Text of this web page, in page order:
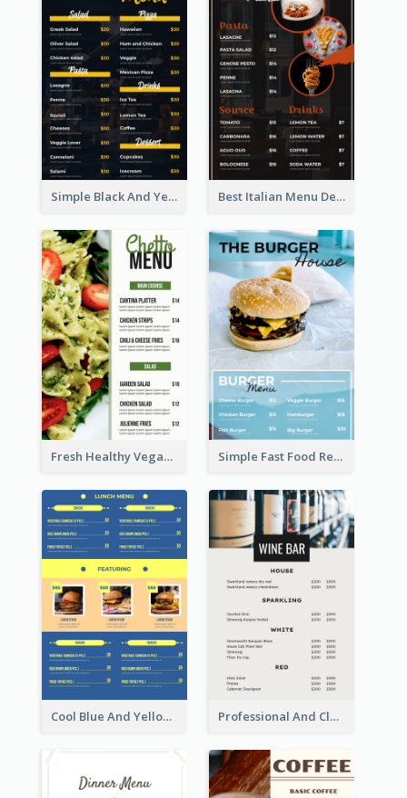
Simple Black And Yellow Café Menu Best Italian Menu Design Inspiration
Fresh Healthy Vegan Salad Food Menu Design Simple Fast Food Restaurant Menu Design Ideas
Cool Blue And Yellow Fast Food Menu Design Professional And Clean White Wine Menu Design